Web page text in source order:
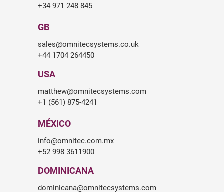
+34 971 248 845
GB
sales@omnitecsystems.co.uk
+44 1704 264450
USA
matthew@omnitecsystems.com
+1 (561) 875-4241
MÉXICO
info@omnitec.com.mx
+52 998 3611900
DOMINICANA
dominicana@omnitecsystems.com